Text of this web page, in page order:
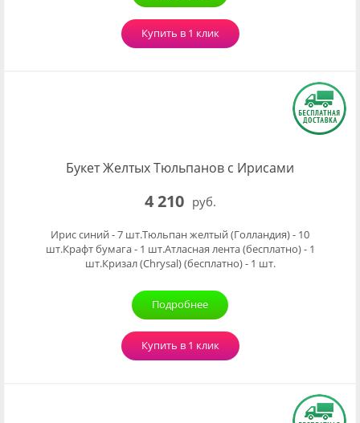
Купить в 1 клик
Букет Желтых Тюльпанов с Ирисами
4 210 руб.
Ирис синий - 7 шт.Тюльпан желтый (Голландия) - 10
шт.Крафт бумага - 1 шт.Атласная лента (бесплатно) - 1
шт.Кризал (Chrysal) (бесплатно) - 1 шт.
Подробнее
Купить в 1 клик